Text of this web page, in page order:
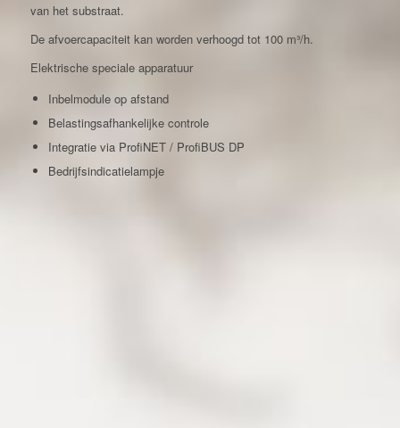
van het substraat.
De afvoercapaciteit kan worden verhoogd tot 100 m³/h.
Elektrische speciale apparatuur
Inbelmodule op afstand
Belastingsafhankelijke controle
Integratie via ProfiNET / ProfiBUS DP
Bedrijfsindicatielampje